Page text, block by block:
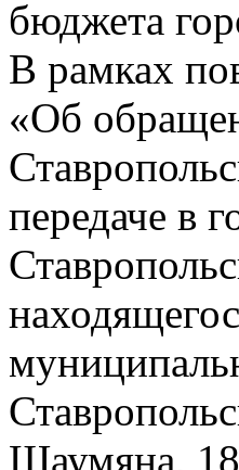
бюджета
В рамках
«Об
передаче в
Шаумяна,